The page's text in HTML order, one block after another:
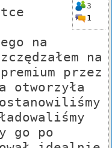
3
1
na
na
przez
otworzyła
go po